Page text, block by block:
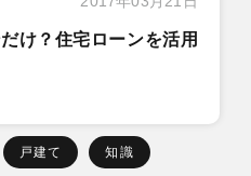
け？住宅ローンを活用
戸建て 知識